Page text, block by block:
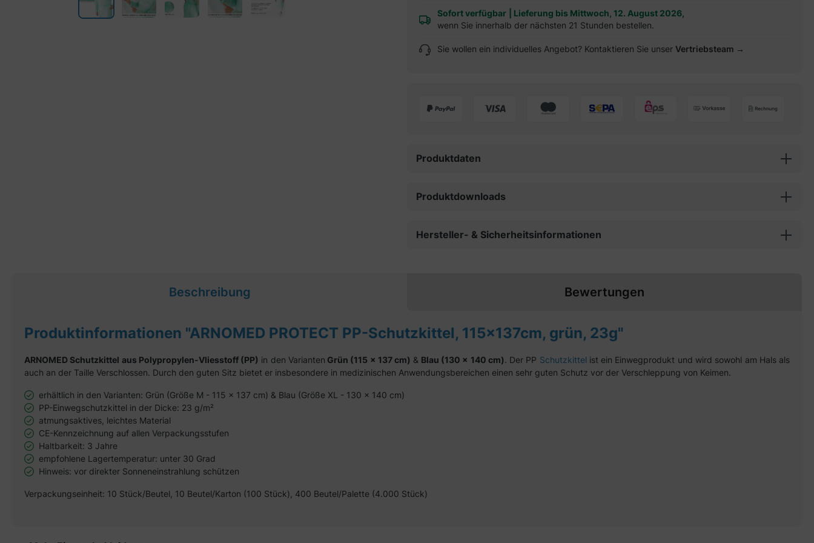
Sofort verfügbar
Lieferung bis Mittwoch, 12. August 2026,
wenn Sie innerhalb der nächsten 21 Stunden bestellen.
Sie wollen ein individuelles Angebot? Kontaktieren Sie unser Vertriebsteam →
Produktdaten
Produktdownloads
Hersteller- & Sicherheitsinformationen
Beschreibung Bewertungen
Produktinformationen "ARNOMED PROTECT PP-Schutzkittel, 115x137cm, grün, 23g"
ARNOMED Schutzkittel aus Polypropylen-Vliesstoff (PP) in den Varianten Grün (115 x 137 cm) & Blau (130 x 140 cm). Der PP Schutzkittel ist ein Einwegprodukt und wird sowohl am Hals als
auch an der Taille Verschlossen. Durch den guten Sitz bietet er insbesondere in medizinischen Anwendungsbereichen einen sehr guten Schutz vor der Verschleppung von Keimen.
erhältlich in den Varianten: Grün (Größe M - 115 x 137 cm) & Blau (Größe XL - 130 x 140 cm)
PP-Einwegschutzkittel in der Dicke: 23 g/m²
atmungsaktives, leichtes Material
CE-Kennzeichnung auf allen Verpackungsstufen
Haltbarkeit: 3 Jahre
empfohlene Lagertemperatur: unter 30 Grad
Hinweis: vor direkter Sonneneinstrahlung schützen
Verpackungseinheit: 10 Stück/Beutel, 10 Beutel/Karton (100 Stück), 400 Beutel/Palette (4.000 Stück)